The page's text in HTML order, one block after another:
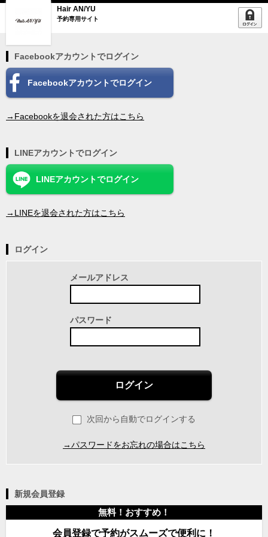
Hair AN/YU
予約専用サイト
Facebookアカウントでログイン
Facebookアカウントでログイン
→Facebookを退会された方はこちら
LINEアカウントでログイン
LINEアカウントでログイン
→LINEを退会された方はこちら
ログイン
メールアドレス
パスワード
ログイン
次回から自動でログインする
→パスワードをお忘れの場合はこちら
新規会員登録
無料！おすすめ！
会員登録で予約がスムーズで便利に！